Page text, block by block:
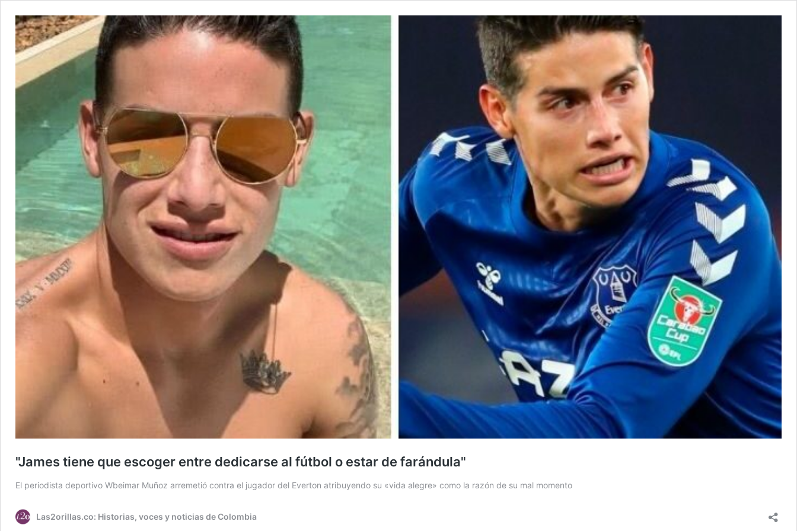
"James tiene que escoger entre dedicarse al fútbol o estar de farándula"
El periodista deportivo Wbeimar Muñoz arremetió contra el jugador del Everton atribuyendo su «vida alegre» como la razón de su mal momento
Las2orillas.co: Historias, voces y noticias de Colombia